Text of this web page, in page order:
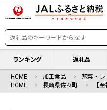
ランキング 返礼品
HOME 加工食品 惣菜・レ
HOME
長崎県佐々町 【